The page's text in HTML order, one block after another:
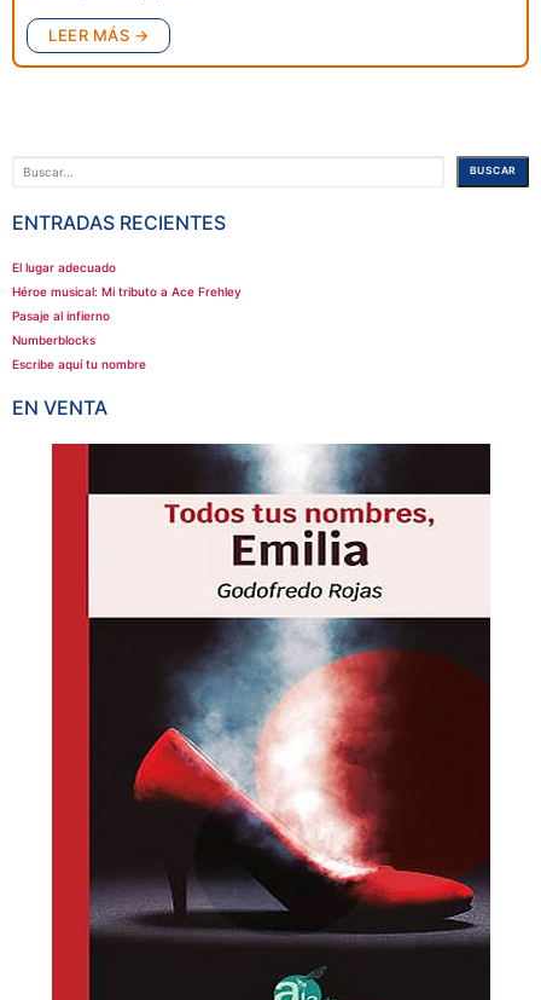
LEER MÁS →
Buscar BUSCAR
ENTRADAS RECIENTES
El lugar adecuado
Héroe musical: Mi tributo a Ace Frehley
Pasaje al infierno
Numberblocks
Escribe aquí tu nombre
EN VENTA